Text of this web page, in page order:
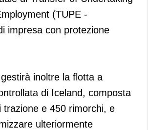
(TUPE -
impresa con protezione
inoltre la flotta a
di Iceland, composta
trazione e 450 rimorchi, e
ulteriormente